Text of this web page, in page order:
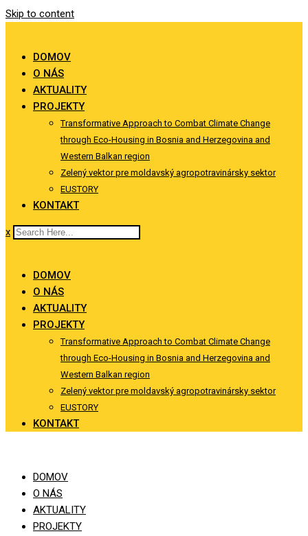
Skip to content
DOMOV
O NÁS
AKTUALITY
PROJEKTY
Transformative Approach to Combat Climate Change
through Eco-Housing in Bosnia and Herzegovina and
Western Balkan region
Zelený vektor pre moldavský agropotravinársky sektor
EUSTORY
KONTAKT
x
DOMOV
O NÁS
AKTUALITY
PROJEKTY
Transformative Approach to Combat Climate Change
through Eco-Housing in Bosnia and Herzegovina and
Western Balkan region
Zelený vektor pre moldavský agropotravinársky sektor
EUSTORY
KONTAKT
DOMOV
O NÁS
AKTUALITY
PROJEKTY